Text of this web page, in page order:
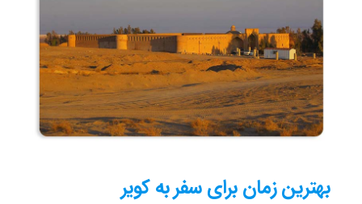
بهترین زمان برای سفر به کویر